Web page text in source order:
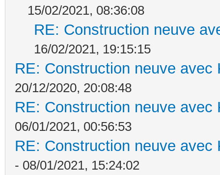
15/02/2021, 08:36:08
RE: Construction neuve
16/02/2021, 19:15:15
RE: Construction neuve avec
20/12/2020, 20:08:48
RE: Construction neuve avec
06/01/2021, 00:56:53
RE: Construction neuve avec
- 08/01/2021, 15:24:02